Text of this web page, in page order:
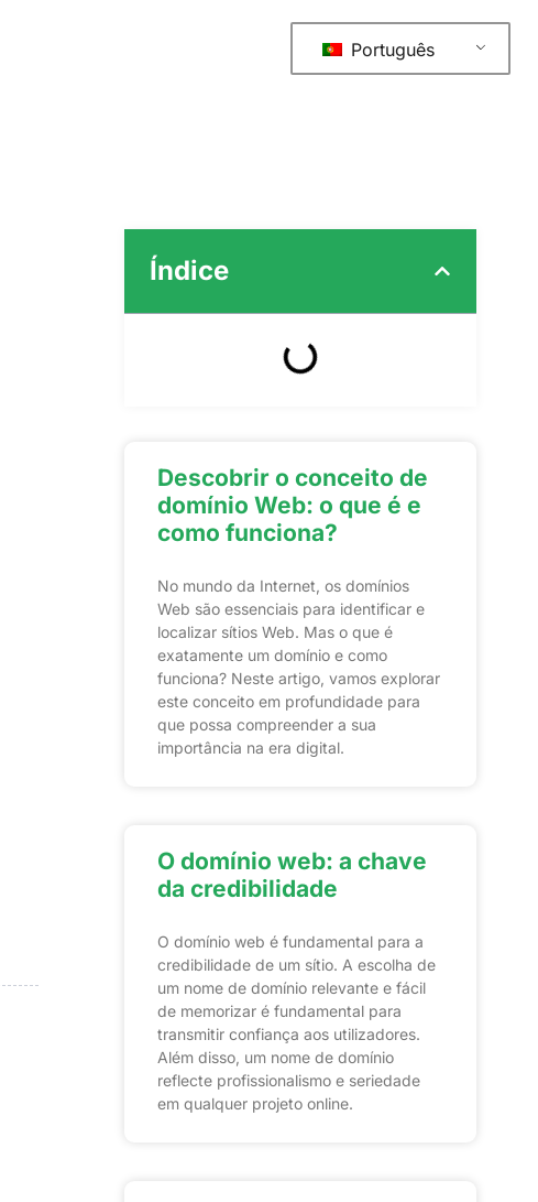
Português
Índice
Descobrir o conceito de
domínio Web: o que é e
como funciona?
No mundo da Internet, os domínios
Web são essenciais para identificar e
localizar sítios Web. Mas o que é
exatamente um domínio e como
funciona? Neste artigo, vamos explorar
este conceito em profundidade para
que possa compreender a sua
importância na era digital.
O domínio web: a chave
da credibilidade
O domínio web é fundamental para a
credibilidade de um sítio. A escolha de
um nome de domínio relevante e fácil
de memorizar é fundamental para
transmitir confiança aos utilizadores.
Além disso, um nome de domínio
reflecte profissionalismo e seriedade
em qualquer projeto online.